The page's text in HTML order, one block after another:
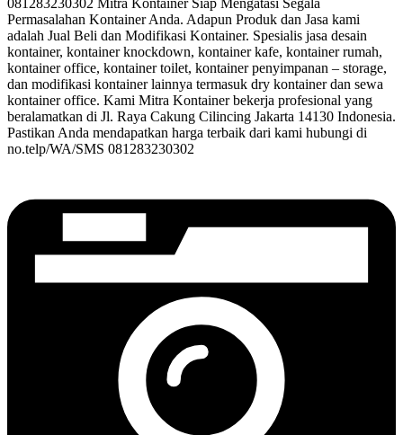
081283230302 Mitra Kontainer Siap Mengatasi Segala
Permasalahan Kontainer Anda. Adapun Produk dan Jasa kami
adalah Jual Beli dan Modifikasi Kontainer. Spesialis jasa desain
kontainer, kontainer knockdown, kontainer kafe, kontainer rumah,
kontainer office, kontainer toilet, kontainer penyimpanan – storage,
dan modifikasi kontainer lainnya termasuk dry kontainer dan sewa
kontainer office. Kami Mitra Kontainer bekerja profesional yang
beralamatkan di Jl. Raya Cakung Cilincing Jakarta 14130 Indonesia.
Pastikan Anda mendapatkan harga terbaik dari kami hubungi di
no.telp/WA/SMS 081283230302